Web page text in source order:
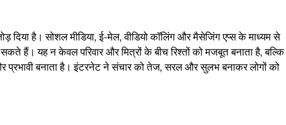
दिया है। सोशल मीडिया, ई-मेल, वीडियो कॉलिंग और मैसेजिंग एप्स के माध्यम से
हैं। यह न केवल परिवार और मित्रों के बीच रिश्तों को मजबूत बनाता है, बल्कि
प्रभावी बनाता है। इंटरनेट ने संचार को तेज, सरल और सुलभ बनाकर लोगों को